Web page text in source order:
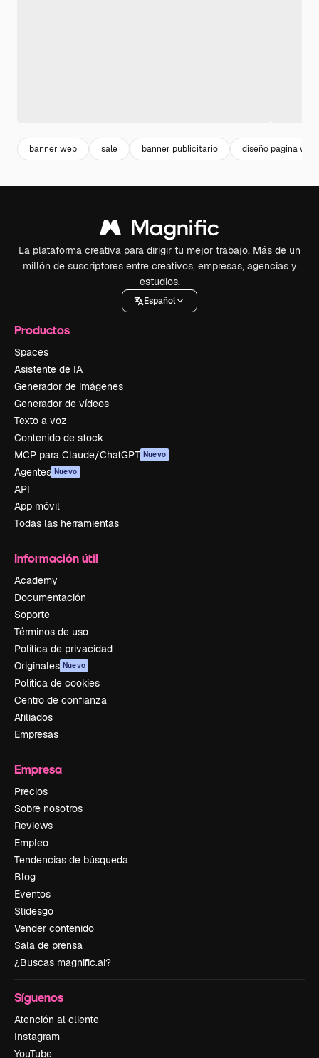
banner web sale banner publicitario diseño pagina web
La plataforma creativa para dirigir tu mejor trabajo. Más de un
millón de suscriptores entre creativos, empresas, agencias y
estudios.
Español
Productos
Spaces
Asistente de IA
Generador de imágenes
Generador de vídeos
Texto a voz
Contenido de stock
MCP para Claude/ChatGPT Nuevo
Agentes Nuevo
API
App móvil
Todas las herramientas
Información útil
Academy
Documentación
Soporte
Términos de uso
Política de privacidad
Originales Nuevo
Política de cookies
Centro de confianza
Afiliados
Empresas
Empresa
Precios
Sobre nosotros
Reviews
Empleo
Tendencias de búsqueda
Blog
Eventos
Slidesgo
Vender contenido
Sala de prensa
¿Buscas magnific.ai?
Síguenos
Atención al cliente
Instagram
YouTube